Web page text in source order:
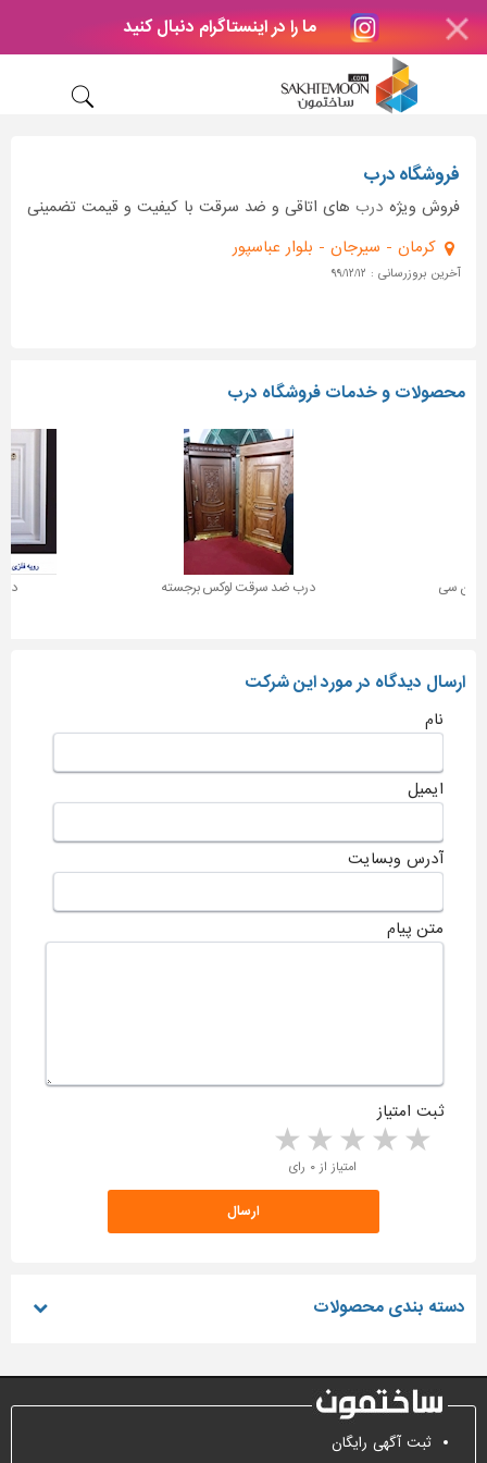
ما را در اینستاگرام دنبال کنید
فروشگاه درب
فروش ویژه درب های اتاقی و ضد سرقت با کیفیت و قیمت تضمینی
کرمان - سیرجان - بلوار عباسپور
آخرین بروزرسانی : ۹۹/۱۲/۱۲
محصولات و خدمات فروشگاه درب
ان سی درب ضد سرقت لوکس برجسته
ارسال دیدگاه در مورد این شرکت
نام
ایمیل
آدرس وبسایت
متن پیام
ثبت امتیاز
4 stars 3 stars 2 stars 1 star امتیاز از ۰ رای
دسته بندی محصولات
ثبت آگهی رایگان